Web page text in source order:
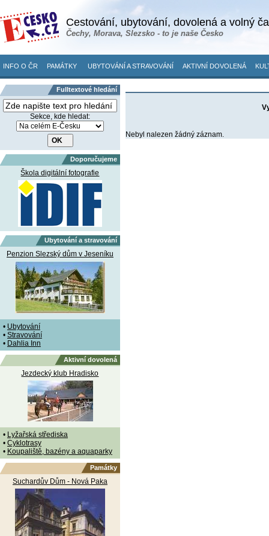
Cestování, ubytování, dovolená a volný
Čechy, Morava, Slezsko - to je naše Česko
INFO O ČR PAMÁTKY UBYTOVÁNÍ A STRAVOVÁNÍ AKTIVNÍ DOVOLENÁ
Fulltextové hledání
Sekce, kde hledat:
Doporučujeme
Škola digitální fotografie
Ubytování a stravování
Penzion Slezský dům v Jeseníku
• Ubytování
• Stravování
• Dahlia Inn
Aktivní dovolená
Jezdecký klub Hradisko
• Lyžařská střediska
• Cyklotrasy
• Koupaliště, bazény a aquaparky
Památky
Suchardův Dům - Nová Paka
Nebyl nalezen žádný záznam.